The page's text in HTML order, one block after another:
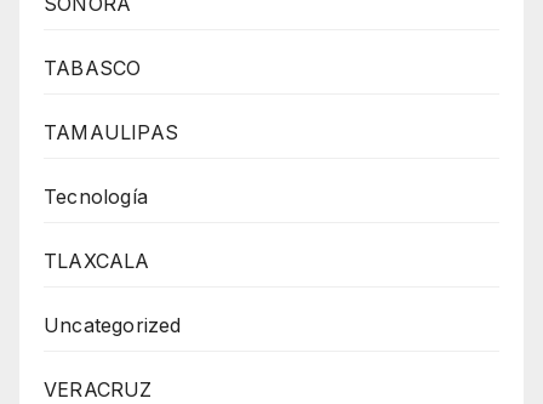
TABASCO
TAMAULIPAS
Tecnología
TLAXCALA
Uncategorized
VERACRUZ